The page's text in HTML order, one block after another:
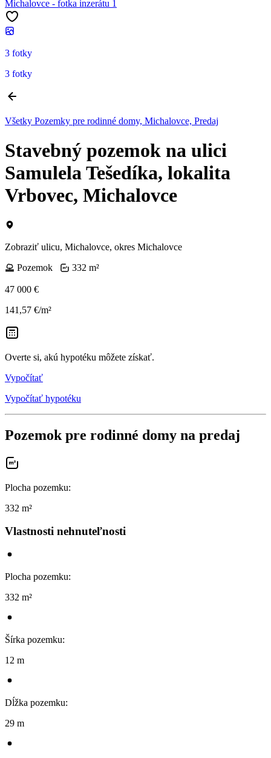
3 fotky
3 fotky
Všetky Pozemky pre rodinné domy, Michalovce, Predaj
Stavebný pozemok na ulici
Samulela Tešedíka, lokalita
Vrbovec, Michalovce
Zobraziť ulicu, Michalovce, okres Michalovce
Pozemok
332 m²
47 000 €
141,57 €/m²
Overte si, akú hypotéku môžete získať.
Vypočítať
Vypočítať hypotéku
Pozemok pre rodinné domy na predaj
Plocha pozemku:
332 m²
Vlastnosti nehnuteľnosti
Plocha pozemku:
332 m²
Šírka pozemku:
12 m
Dĺžka pozemku:
29 m